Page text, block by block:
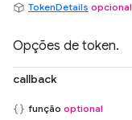
TokenDetails opcional
Opções de token.
callback
função optional